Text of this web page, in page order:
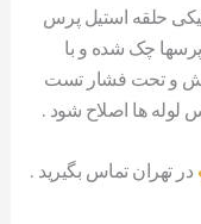
حلقه استیل پرس
چک شده و با
و تحت فشار تست
ها اصلاح شود .
در تهران تماس بگیرید .